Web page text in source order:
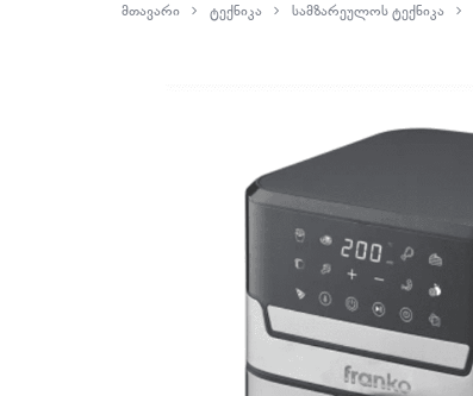
მთავარი ტექნიკა სამზარეულოს ტექნიკა